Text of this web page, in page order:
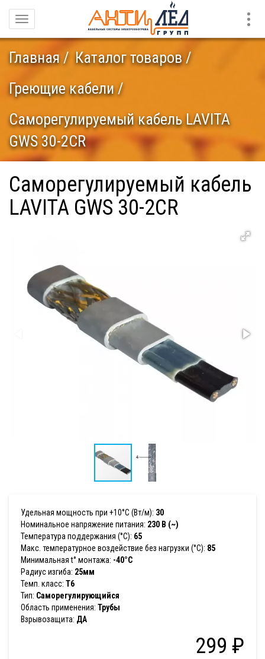
Навигация
Главная
Каталог товаров
Греющие кабели
Саморегулируемый кабель LAVITA
GWS 30-2CR
Саморегулируемый кабель
LAVITA GWS 30-2CR
Удельная мощность при +10°С (Вт/м): 30
Номинальное напряжение питания: 230 В (~)
Температура поддержания (°С): 65
Макс. температурное воздействие без нагрузки (°С): 85
Минимальная t° монтажа: -40°С
Радиус изгиба: 25мм
Темп. класс: T6
Тип: Саморегулирующийся
Область применения: Трубы
Взрывозащита: ДА
299 ₽